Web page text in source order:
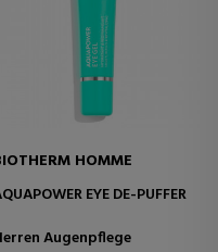
HOMME
EYE DE-PUFFER
Augenpflege